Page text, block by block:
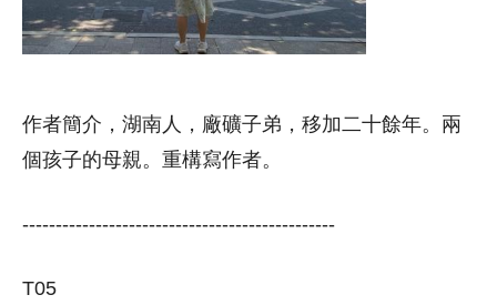
作者簡介，湖南人，廠礦子弟，移加二十餘年。兩
個孩子的母親。重構寫作者。
-----------------------------------------------
T05